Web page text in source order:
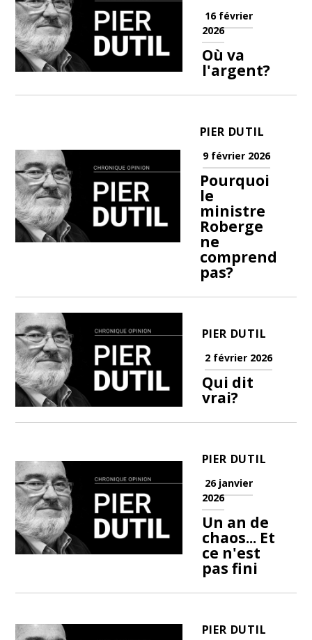
16 février
2026
Où va
l'argent?
PIER DUTIL
9 février 2026
Pourquoi
le
ministre
Roberge
ne
comprend
pas?
PIER DUTIL
2 février 2026
Qui dit
vrai?
PIER DUTIL
26 janvier
2026
Un an de
chaos... Et
ce n'est
pas fini
PIER DUTIL